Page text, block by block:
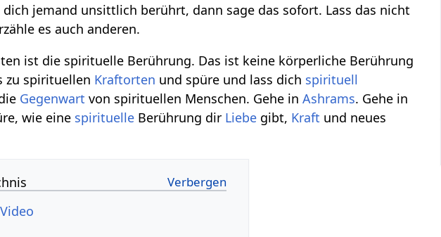
dich jemand unsittlich berührt, dann sage das sofort. Lass das nicht
es auch anderen.
ist die spirituelle Berührung. Das ist keine körperliche Berührung
zu spirituellen Kraftorten und spüre und lass dich spirituell
Gegenwart von spirituellen Menschen. Gehe inAshrams. Gehe in
wie eine spirituelle Berührung dir Liebe gibt, Kraft und neues
Berührung‏‎ Video